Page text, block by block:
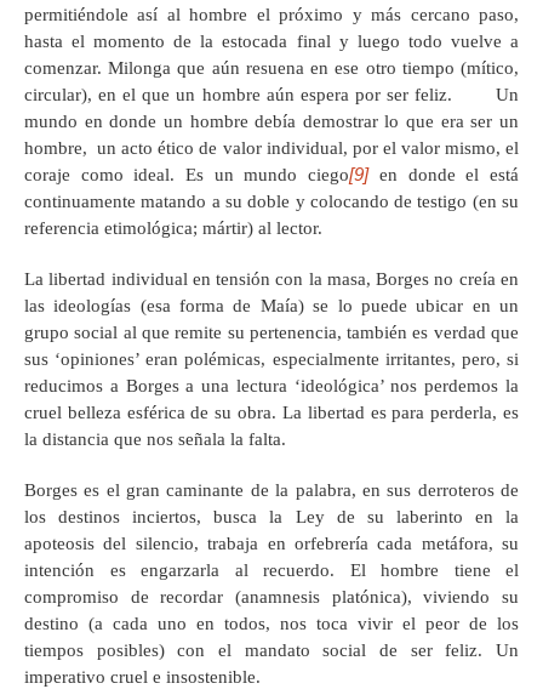
permitiéndole así al hombre el próximo y más cercano paso,
hasta el momento de la estocada final y luego todo vuelve a
comenzar. Milonga que aún resuena en ese otro tiempo (mítico,
circular), en el que un hombre aún espera por ser feliz. Un
mundo en donde un hombre debía demostrar lo que era ser un
hombre, un acto ético de valor individual, por el valor mismo, el
coraje como ideal. Es un mundo ciego[9]en donde el está
continuamente matando a su doble y colocando de testigo (en su
referencia etimológica; mártir) al lector.
La libertad individual en tensión con la masa, Borges no creía en
las ideologías (esa forma de Maía) se lo puede ubicar en un
grupo social al que remite su pertenencia, también es verdad que
sus ‘opiniones’ eran polémicas, especialmente irritantes, pero, si
reducimos a Borges a una lectura ‘ideológica’ nos perdemos la
cruel belleza esférica de su obra. La libertad es para perderla, es
la distancia que nos señala la falta.
Borges es el gran caminante de la palabra, en sus derroteros de
los destinos inciertos, busca la Ley de su laberinto en la
apoteosis del silencio, trabaja en orfebrería cada metáfora, su
intención es engarzarla al recuerdo. El hombre tiene el
compromiso de recordar (anamnesis platónica), viviendo su
destino (a cada uno en todos, nos toca vivir el peor de los
tiempos posibles) con el mandato social de ser feliz. Un
imperativo cruel e insostenible.